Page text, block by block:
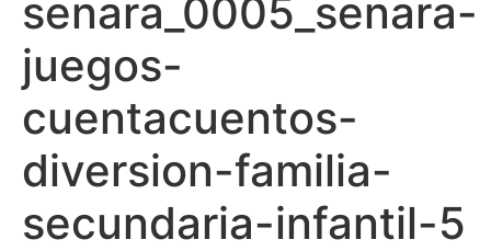
senara_0005_senara-
juegos-
cuentacuentos-
diversion-familia-
secundaria-infantil-5